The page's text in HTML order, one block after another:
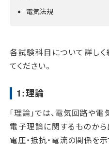
電気法規
各試験科目について詳しく
てください。
1:理論
「理論」では、電気回路や電
電子理論に関するものから
電圧・抵抗・電流の関係を